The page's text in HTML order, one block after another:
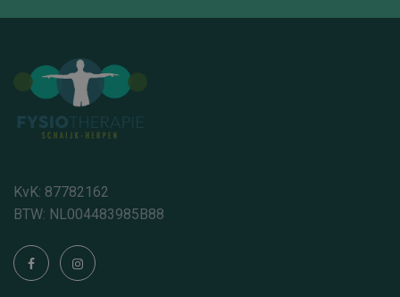
KvK: 87782162
BTW: NL004483985B88